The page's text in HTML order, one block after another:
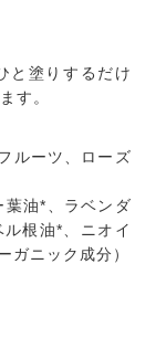
と塗りするだけ
す。
ルーツ、ローズ
葉油*、ラベンダ
根油*、ニオイ
ガニック成分）